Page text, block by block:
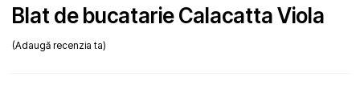
Blat de bucatarie Calacatta Viola
Adaugă recenzia ta